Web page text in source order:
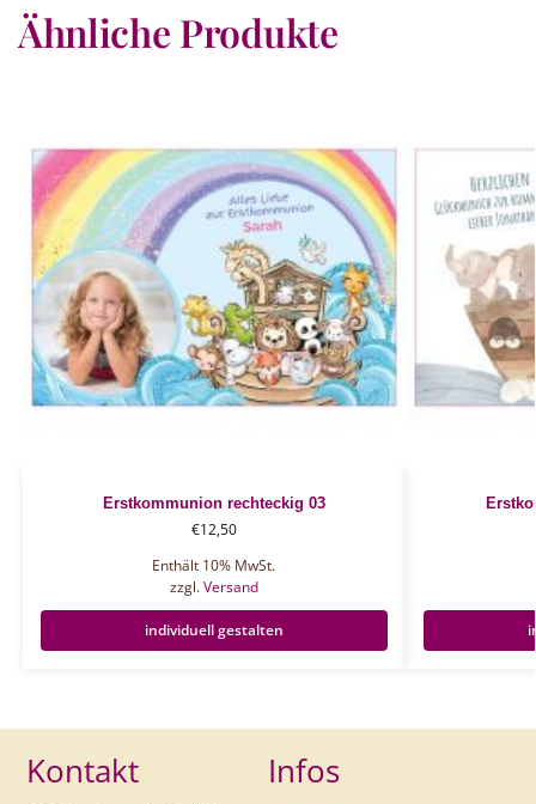
Ähnliche Produkte
Erstkommunion rechteckig 03
€12,50
Enthält 10% MwSt.
zzgl.Versand
individuell gestalten
Kontakt Infos